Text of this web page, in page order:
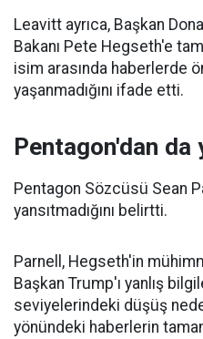
Leavitt ayrıca, Başkan
Bakanı Pete Hegseth'e
isim arasında haberlerde
yaşanmadığını ifade etti.
Pentagon'dan da
Pentagon Sözcüsü Sean
yansıtmadığını belirtti.
Parnell, Hegseth'in
Başkan Trump'ı yanlış
seviyelerindeki düşüş
yönündeki haberlerin